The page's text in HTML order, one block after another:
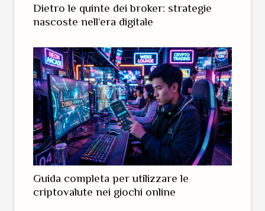
Dietro le quinte dei broker: strategie
nascoste nell’era digitale
Guida completa per utilizzare le
criptovalute nei giochi online